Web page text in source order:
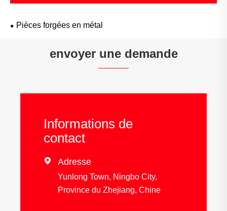
Pièces forgées en métal
envoyer une demande
Informations de
contact
 Adresse
Yunlong Town, Ningbo City,
Province du Zhejiang, Chine